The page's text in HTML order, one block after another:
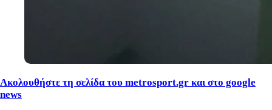
Ακολουθήστε τη σελίδα του metrosport.gr και στο google
news